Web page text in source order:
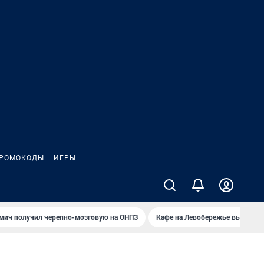
ИГРЫ
получил черепно-мозговую на ОНПЗ Кафе на Левобережье